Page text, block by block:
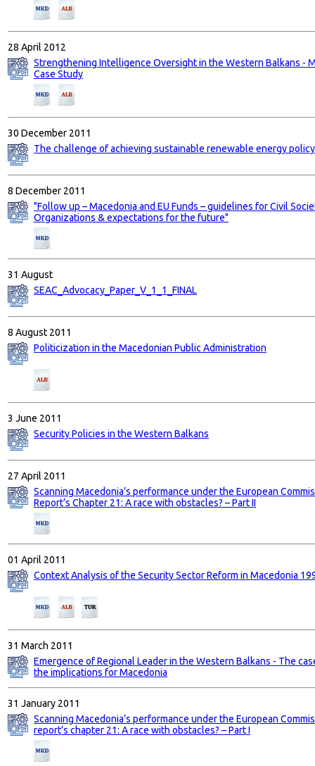
28 April 2012
Strengthening Intelligence Oversight in the Western Balkans -
Case Study
30 December 2011
The challenge of achieving sustainable renewable energy
8 December 2011
"Follow up – Macedonia and EU Funds – guidelines for Civil
Organizations & expectations for the future"
31 August
SEAC_Advocacy_Paper_V_1_1_FINAL
8 August 2011
Politicization in the Macedonian Public Administration
3 June 2011
Security Policies in the Western Balkans
27 April 2011
Scanning Macedonia’s performance under the European
Report’s Chapter 21: A race with obstacles? – Part II
01 April 2011
Context Analysis of the Security Sector Reform in Macedonia
31 March 2011
Emergence of Regional Leader in the Western Balkans - The
the implications for Macedonia
31 January 2011
Scanning Macedonia’s performance under the European
report’s chapter 21: A race with obstacles? – Part I